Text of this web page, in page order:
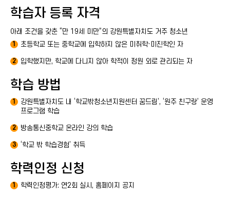
학습자 등록 자격
아래 조건을 갖춘 “만 19세 미만”의 강원특별자치도 거주 청소년
1 초등학교 또는 중학교에 입학하지 않은 미취학·미진학인 자
2 입학했지만, 학교에 다니지 않아 학적이 정원 외로 관리되는 자
학습 방법
1
강원특별자치도 내 ‘학교밖청소년지원센터 꿈드림’, ‘원주 친구랑’ 운영
프로그램 학습
2 방송통신중학교 온라인 강의 학습
3 ‘학교 밖 학습경험’ 취득
학력인정 신청
1 학력인정평가: 연2회 실시, 홈페이지 공지